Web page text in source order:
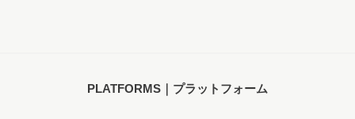
PLATFORMS｜プラットフォーム